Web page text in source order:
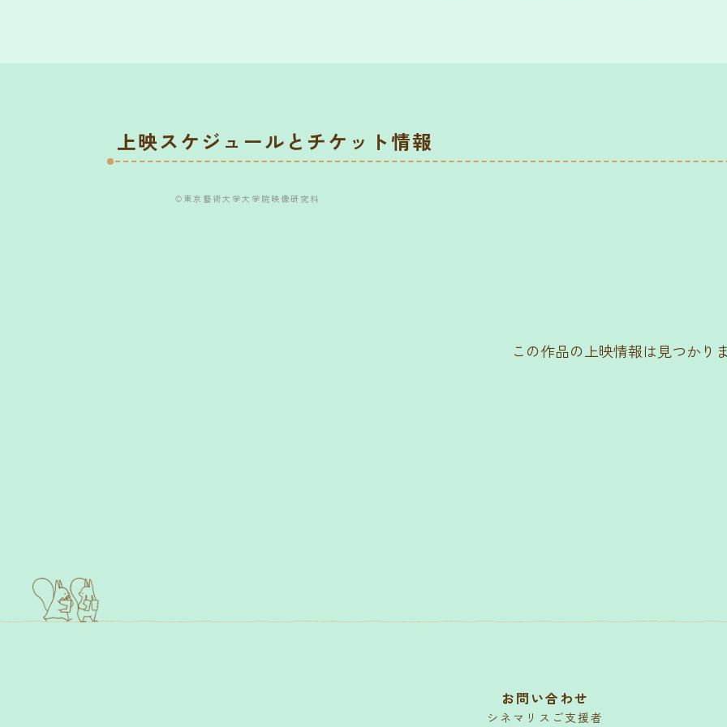
上映スケジュールとチケット情報
©︎東京藝術大学大学院映像研究科
この作品の上映情報は見つかり
お問い合わせ
シネマリスご支援者